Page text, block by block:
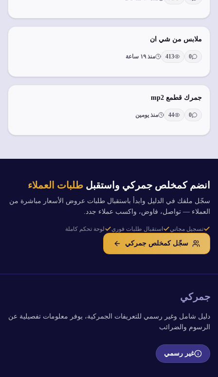
ملابس من شي ان
0
413 منذ ١٩ ساعة
جمرك قطمع mp2
0
44 منذ يومين
انضم كمخلص جمركي واستقبل طلبات العملاء
سجّل ملفك في الدليل وابدأ باستقبال طلبات عروض الأسعار مباشرة من
العملاء — تواصل، فاوض، واكسب عملاء جدد.
تسجيل مجاني استقبال طلبات فوري لوحة تحكم كاملة
سجّل كمخلص جمركي
جمركي
دليل شامل وغير رسمي للتعريفات الجمركية، يوفر معلومات تفصيلية عن
الرسوم والضرائب
غير رسمي